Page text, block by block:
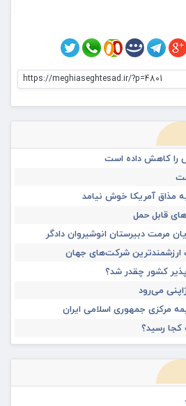
https://meghiaseghtesad.ir/?p=4801
را کاهش داده است
مذاق آمریکا خوش نیامد
قابل حمل
مرمت دبیرستان انوشیروان دادگر
شرکت‌های جهان
کشور چقدر شد؟
می‌رود
مرکزی جمهوری اسلامی ایران
رسید؟